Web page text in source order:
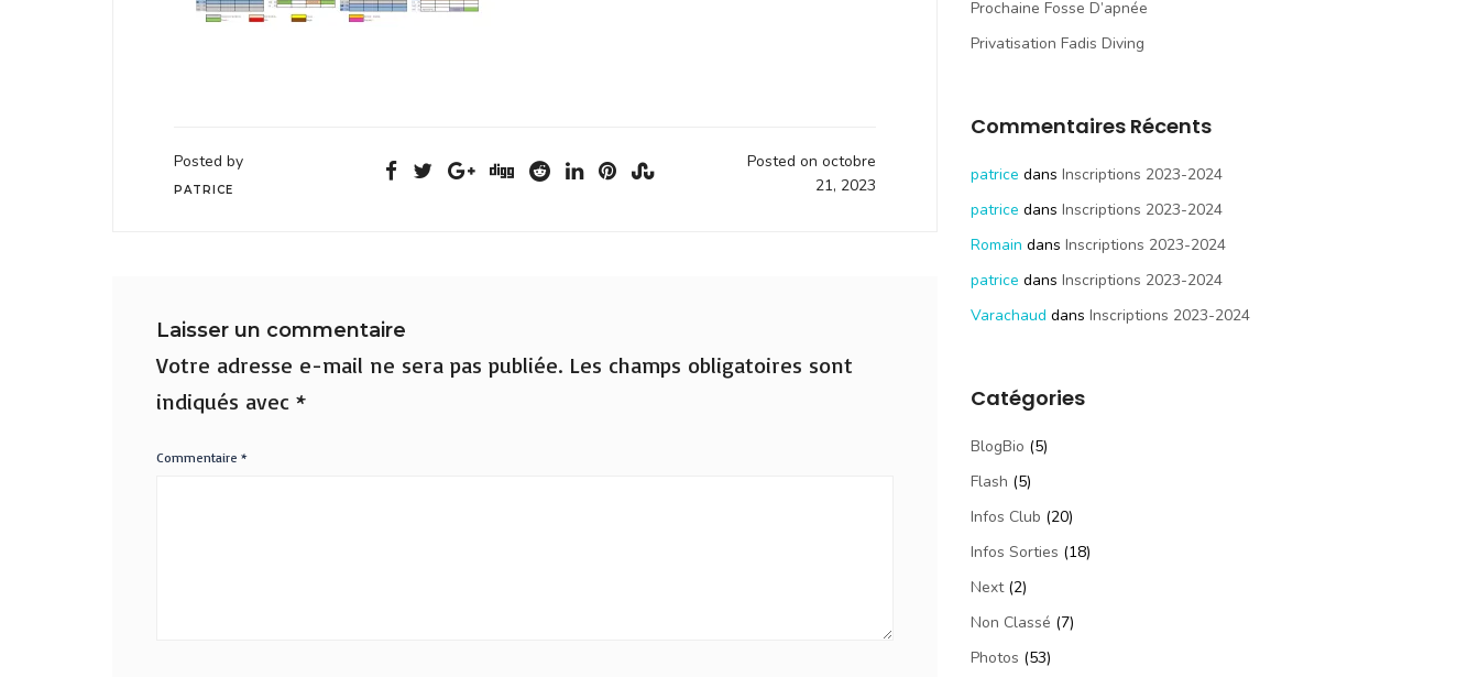
Posted by
PATRICE
Posted on octobre
21, 2023
Laisser un commentaire
Votre adresse e-mail ne sera pas publiée. Les champs obligatoires sont
indiqués avec *
Commentaire *
Prochaine Fosse D’apnée
Privatisation Fadis Diving
Commentaires Récents
patrice dans Inscriptions 2023-2024
patrice dans Inscriptions 2023-2024
Romain dans Inscriptions 2023-2024
patrice dans Inscriptions 2023-2024
Varachaud dans Inscriptions 2023-2024
Catégories
BlogBio (5)
Flash (5)
Infos Club (20)
Infos Sorties (18)
Next(2)
Non Classé (7)
Photos (53)